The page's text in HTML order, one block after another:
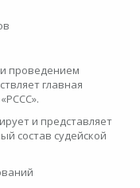
проведением
главная
и представляет
состав судейской